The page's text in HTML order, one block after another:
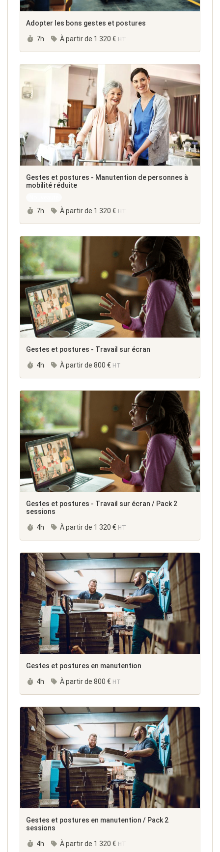
Adopter les bons gestes et postures
Durée :
7h À partir de 1 320 € HT
Gestes et postures - Manutention de personnes à
mobilité réduite
Durée :
7h À partir de 1 320 € HT
Gestes et postures - Travail sur écran
Durée :
4h À partir de 800 € HT
Gestes et postures - Travail sur écran / Pack 2
sessions
Durée :
4h À partir de 1 320 € HT
Gestes et postures en manutention
Durée :
4h À partir de 800 € HT
Gestes et postures en manutention / Pack 2
sessions
Durée :
4h À partir de 1 320 € HT